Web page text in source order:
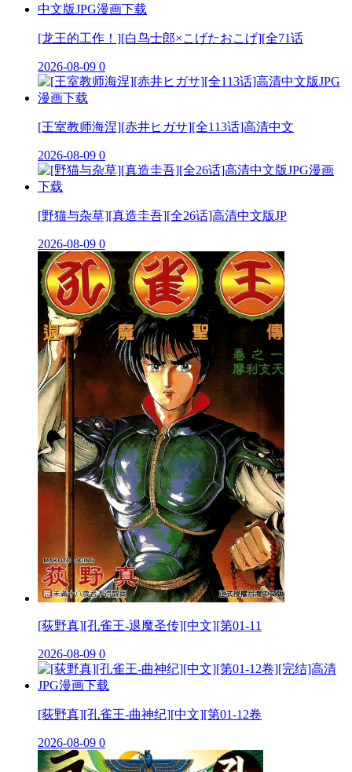
[龙王的工作！][白鸟士郎×こげたおこげ][全71话
2026-08-09 0
[王室教师海涅][赤井ヒガサ][全113话]高清中文
2026-08-09 0
[野猫与杂草][真造圭吾][全26话]高清中文版JP
2026-08-09 0
[荻野真][孔雀王-退魔圣传][中文][第01-11
2026-08-09 0
[荻野真][孔雀王-曲神纪][中文][第01-12卷
2026-08-09 0